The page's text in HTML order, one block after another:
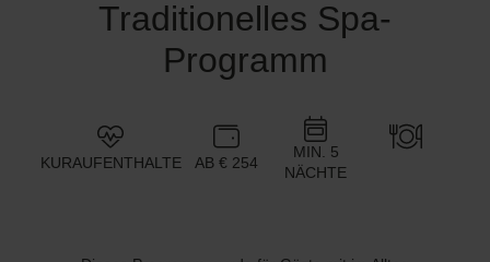
Traditionelles Spa-
Programm
KURAUFENTHALTE AB € 254
MIN. 5
NÄCHTE